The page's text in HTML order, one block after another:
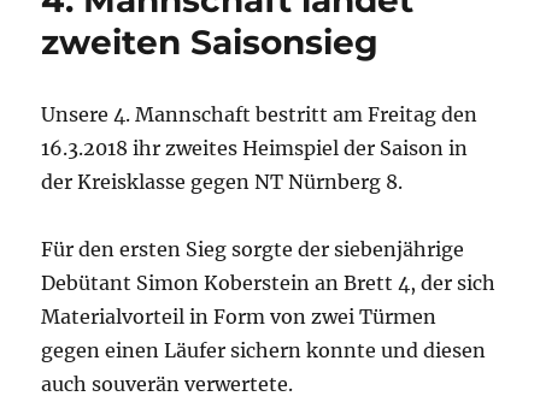
zweiten Saisonsieg
Unsere 4. Mannschaft bestritt am Freitag den
16.3.2018 ihr zweites Heimspiel der Saison in
der Kreisklasse gegen NT Nürnberg 8.
Für den ersten Sieg sorgte der siebenjährige
Debütant Simon Koberstein an Brett 4, der sich
Materialvorteil in Form von zwei Türmen
gegen einen Läufer sichern konnte und diesen
auch souverän verwertete.